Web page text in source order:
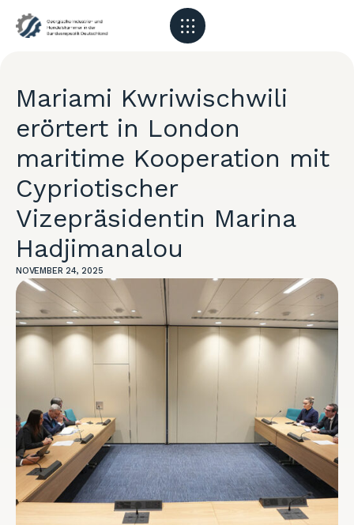
Mariami Kwriwischwili
erörtert in London
maritime Kooperation mit
Cypriotischer
Vizepräsidentin Marina
Hadjimanalou
NOVEMBER 24, 2025